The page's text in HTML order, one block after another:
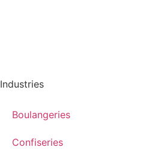
Industries
Boulangeries
Confiseries